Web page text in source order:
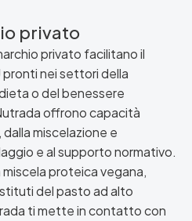
privato
privato facilitano il
pronti nei settori della
o del benessere
offrono capacità
miscelazione e
e al supporto normativo.
proteica vegana,
del pasto ad alto
ti mette in contatto con